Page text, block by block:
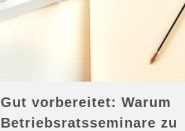
Gut vorbereitet: Warum
Betriebsratsseminare zu